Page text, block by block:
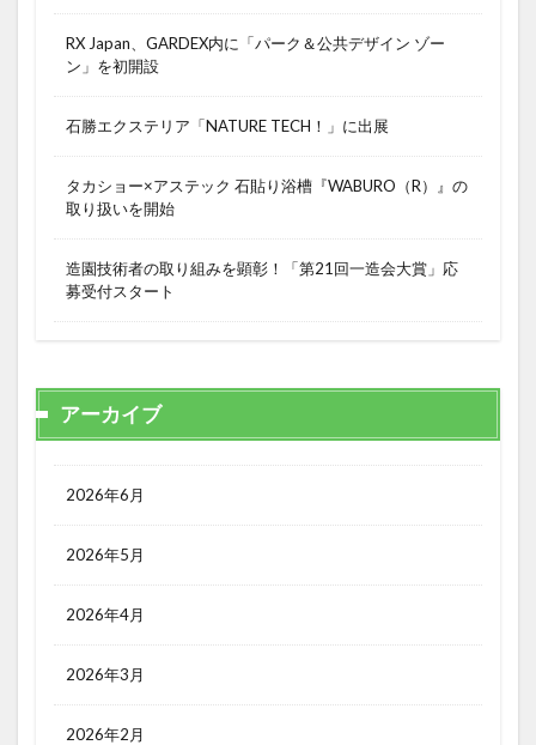
RX Japan、GARDEX内に「パーク＆公共デザイン ゾー
ン」を初開設
石勝エクステリア「NATURE TECH！」に出展
タカショー×アステック 石貼り浴槽『WABURO（R）』の
取り扱いを開始
造園技術者の取り組みを顕彰！「第21回一造会大賞」応
募受付スタート
アーカイブ
2026年6月
2026年5月
2026年4月
2026年3月
2026年2月